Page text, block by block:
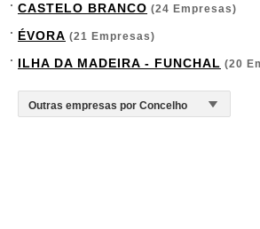
CASTELO BRANCO (24 Empresas)
ÉVORA (21 Empresas)
ILHA DA MADEIRA - FUNCHAL (20